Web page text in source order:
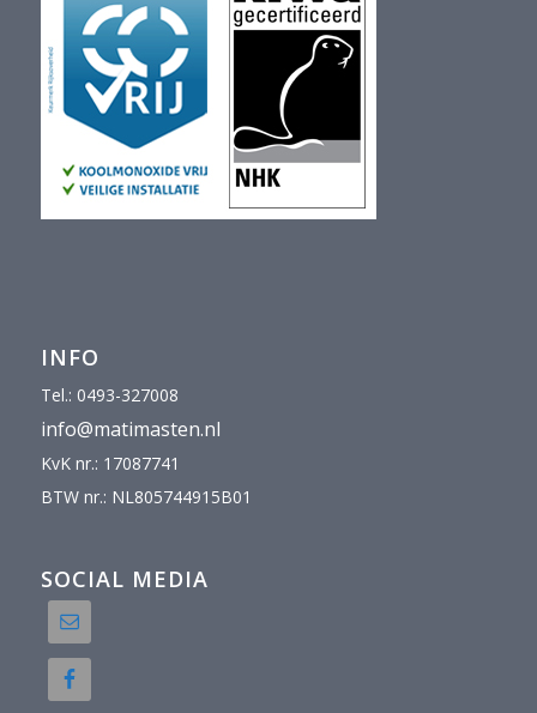
INFO
Tel.: 0493-327008
info@matimasten.nl
KvK nr.: 17087741
BTW nr.: NL805744915B01
SOCIAL MEDIA